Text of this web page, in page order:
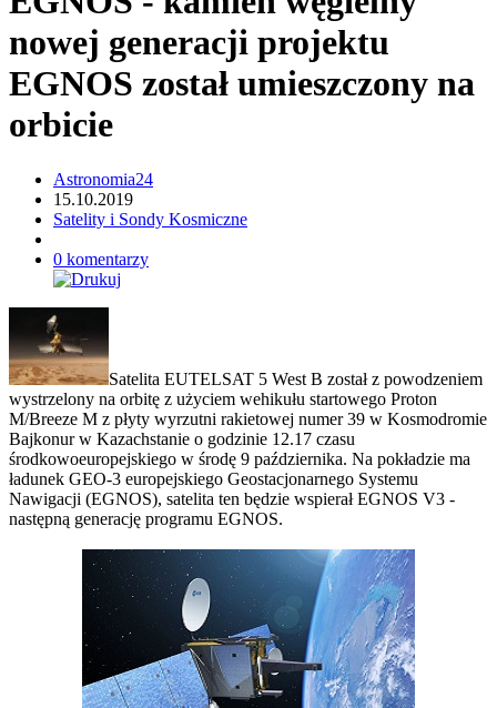
nowej generacji projektu
EGNOS został umieszczony na
orbicie
Astronomia24
15.10.2019
Satelity i Sondy Kosmiczne
0 komentarzy
Satelita EUTELSAT 5 West B został z powodzeniem
wystrzelony na orbitę z użyciem wehikułu startowego Proton
M/Breeze M z płyty wyrzutni rakietowej numer 39 w Kosmodromie
Bajkonur w Kazachstanie o godzinie 12.17 czasu
środkowoeuropejskiego w środę 9 października. Na pokładzie ma
ładunek GEO-3 europejskiego Geostacjonarnego Systemu
Nawigacji (EGNOS), satelita ten będzie wspierał EGNOS V3 -
następną generację programu EGNOS.